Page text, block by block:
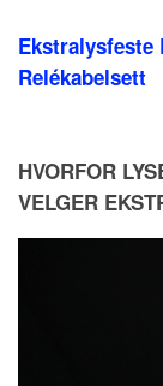
Ekstralysfeste
Relékabelsett
HVORFOR
VELGER